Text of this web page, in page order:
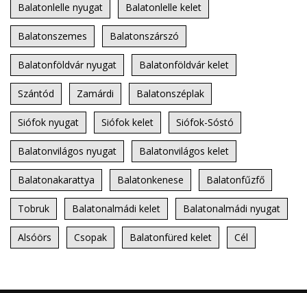
Balatonlelle nyugat Balatonlelle kelet
Balatonszemes Balatonszárszó
Balatonföldvár nyugat Balatonföldvár kelet
Szántód Zamárdi Balatonszéplak
Siófok nyugat Siófok kelet Siófok-Sóstó
Balatonvilágos nyugat Balatonvilágos kelet
Balatonakarattya Balatonkenese Balatonfűzfő
Tobruk Balatonalmádi kelet Balatonalmádi nyugat
Alsóörs Csopak Balatonfüred kelet Cél